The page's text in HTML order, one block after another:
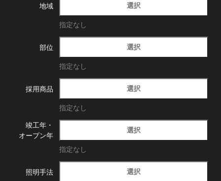
地域 選択
指定なし
部位 選択
指定なし
採用商品 選択
指定なし
竣工年・
オープン年
選択
指定なし
照明手法 選択